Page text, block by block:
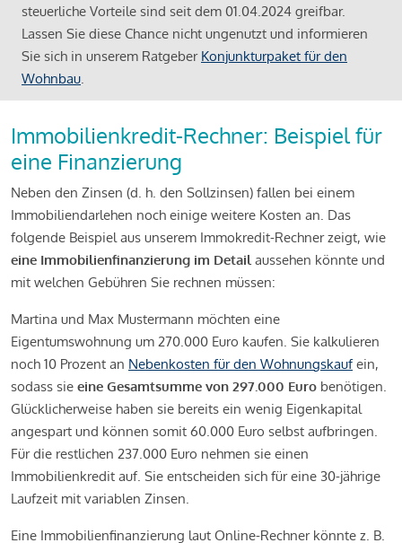
steuerliche Vorteile sind seit dem 01.04.2024 greifbar.
Lassen Sie diese Chance nicht ungenutzt und informieren
Sie sich in unserem Ratgeber Konjunkturpaket für den
Wohnbau.
Immobilienkredit-Rechner: Beispiel für
eine Finanzierung
Neben den Zinsen (d. h. den Sollzinsen) fallen bei einem
Immobiliendarlehen noch einige weitere Kosten an. Das
folgende Beispiel aus unserem Immokredit-Rechner zeigt, wie
eine Immobilienfinanzierung im Detail aussehen könnte und
mit welchen Gebühren Sie rechnen müssen:
Martina und Max Mustermann möchten eine
Eigentumswohnung um 270.000 Euro kaufen. Sie kalkulieren
noch 10 Prozent an Nebenkosten für den Wohnungskaufein,
sodass sie eine Gesamtsumme von 297.000 Euro benötigen.
Glücklicherweise haben sie bereits ein wenig Eigenkapital
angespart und können somit 60.000 Euro selbst aufbringen.
Für die restlichen 237.000 Euro nehmen sie einen
Immobilienkredit auf. Sie entscheiden sich für eine 30-jährige
Laufzeit mit variablen Zinsen.
Eine Immobilienfinanzierung laut Online-Rechner könnte z. B.